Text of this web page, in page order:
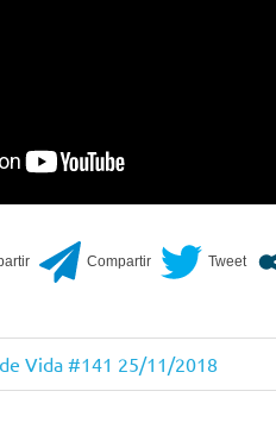
Vida #141 25/11/2018